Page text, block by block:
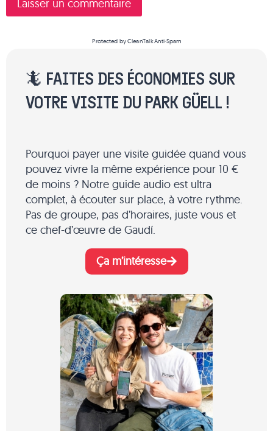
Protected byCleanTalk Anti-Spam
🦎 FAITES DES ÉCONOMIES SUR
VOTRE VISITE DU PARK GÜELL !
Pourquoi payer une visite guidée quand vous
pouvez vivre la même expérience pour 10 €
de moins ? Notre guide audio est ultra
complet, à écouter sur place, à votre rythme.
Pas de groupe, pas d’horaires, juste vous et
ce chef-d’œuvre de Gaudí.
Ça m’intéresse